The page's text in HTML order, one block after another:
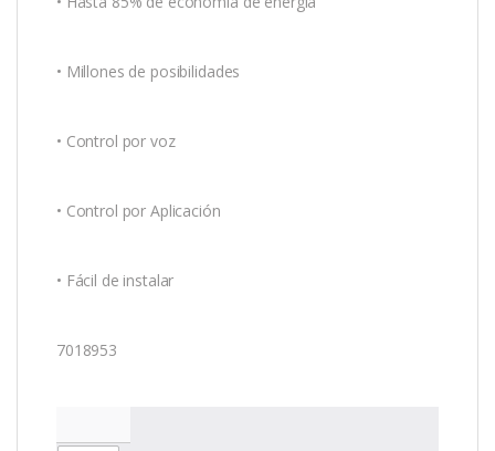
• Millones de posibilidades
• Control por voz
• Control por Aplicación
• Fácil de instalar
7018953